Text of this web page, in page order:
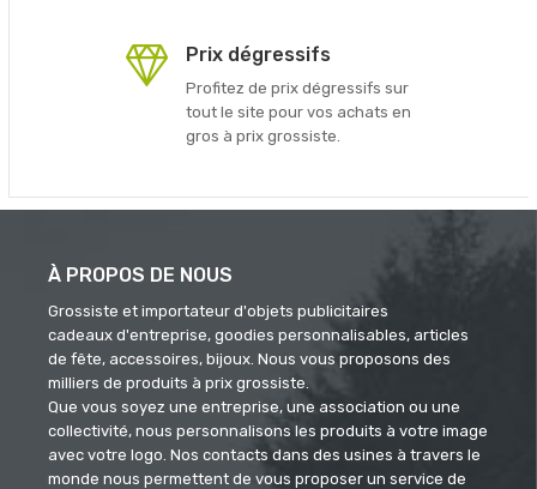
Prix dégressifs
Profitez de prix dégressifs sur
tout le site pour vos achats en
gros à prix grossiste.
À PROPOS DE NOUS
Grossiste et importateur d'objets publicitaires
cadeaux d'entreprise, goodies personnalisables, articles
de fête, accessoires, bijoux. Nous vous proposons des
milliers de produits à prix grossiste.
Que vous soyez une entreprise, une association ou une
collectivité, nous personnalisons les produits à votre image
avec votre logo. Nos contacts dans des usines à travers le
monde nous permettent de vous proposer un service de